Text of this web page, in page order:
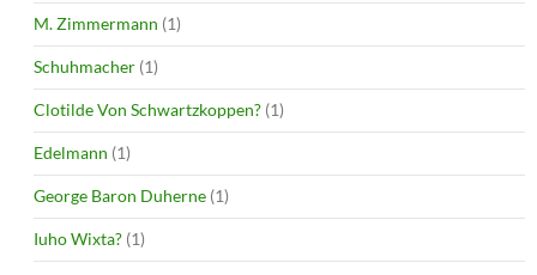
M. Zimmermann (1)
Schuhmacher (1)
Clotilde Von Schwartzkoppen? (1)
Edelmann (1)
George Baron Duherne (1)
Iuho Wixta? (1)